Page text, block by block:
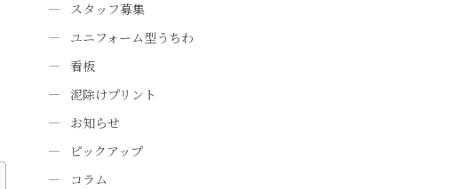
スタッフ募集
ユニフォーム型うちわ
看板
泥除けプリント
お知らせ
ピックアップ
コラム